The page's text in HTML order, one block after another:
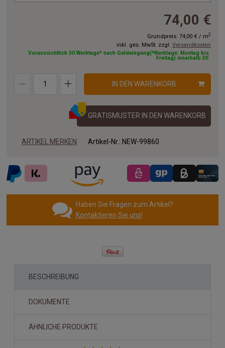
74,00 €
Grundpreis: 74,00 € / m2
inkl. ges. MwSt. zzgl. Versandkosten
Voraussichtlich 30 Werktage* nach Geldeingang(*Werktage: Montag bis
Freitag) innerhalb DE
IN DEN WARENKORB
GRATISMUSTER IN DEN WARENKORB
ARTIKEL MERKEN Artikel-Nr.: NEW-99860
Haben Sie Fragen zum Artikel?
Kontaktieren Sie uns!
BESCHREIBUNG
DOKUMENTE
ÄHNLICHE PRODUKTE